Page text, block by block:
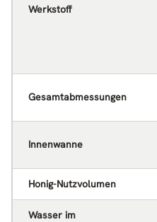
Werkstoff
Gesamtabmessungen
Innenwanne
Honig-Nutzvolumen
Wasser im